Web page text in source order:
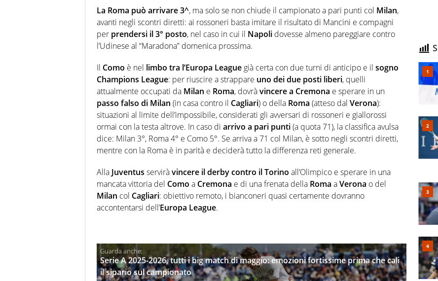
La Roma può arrivare 3^, ma solo se non chiude il campionato a pari punti col Milan,
avanti negli scontri diretti: ai rossoneri basta imitare il risultato di Mancini e compagni
per prendersi il 3° posto, nel caso in cui il Napoli dovesse almeno pareggiare contro
l’Udinese al “Maradona” domenica prossima.
Il Como è nel limbo tra l’Europa League già certa con due turni di anticipo e il sogno
Champions League: per riuscire a strappare uno dei due posti liberi, quelli
attualmente occupati da Milan e Roma, dovràvincere a Cremona e sperare in un
passo falso di Milan (in casa contro il Cagliari) o della Roma (atteso dal Verona):
situazioni al limite dell’impossibile, considerati gli avversari di rossoneri e giallorossi
ormai con la testa altrove. In caso di arrivo a pari punti(a quota 71), la classifica avulsa
dice: Milan 3°, Roma 4° e Como 5°. Se arriva a 71 col Milan, è sotto negli scontri diretti,
mentre con la Roma è in parità e deciderà tutto la differenza reti generale.
Alla Juventus serviràvincere il derby contro il Torino all’Olimpico e sperare in una
mancata vittoria del Como a Cremona e di una frenata della Roma aVerona o del
Milan col Cagliari: obiettivo remoto, i bianconeri quasi certamente dovranno
accontentarsi dell’Europa League.
Serie A 2025-2026, tutti i big match di maggio: emozioni fortissime prima che cali
il sipario sul campionato